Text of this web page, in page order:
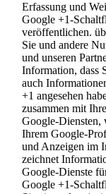
Erfassung und
Google +1-
veröffentlichen.
Sie und andere
und unseren
Information, dass
auch
+1 angesehen
zusammen mit
Google-Diensten,
Ihrem Google-
und Anzeigen im
zeichnet
Google-Dienste
Google +1-